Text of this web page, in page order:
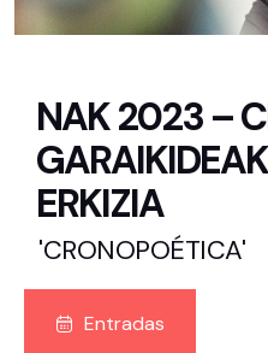
NAK 2023 –
ERKIZIA
'CRONOPOÉTICA'
Entradas